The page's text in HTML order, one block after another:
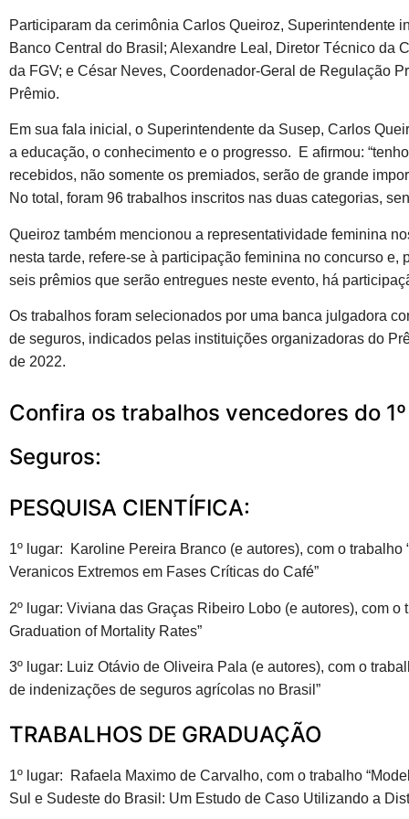
Participaram da cerimônia Carlos Queiroz, Superintendente
Banco Central do Brasil; Alexandre Leal, Diretor Técnico da
da FGV; e César Neves, Coordenador-Geral de Regulação
Prêmio.
Em sua fala inicial, o Superintendente da Susep, Carlos
a educação, o conhecimento e o progresso. E afirmou:
recebidos, não somente os premiados, serão de grande
No total, foram 96 trabalhos inscritos nas duas categorias,
Queiroz também mencionou a representatividade feminina
nesta tarde, refere-se à participação feminina no concurso
seis prêmios que serão entregues neste evento, há
Os trabalhos foram selecionados por uma banca julgadora
de seguros, indicados pelas instituições organizadoras do
de 2022.
Confira os trabalhos vencedores do
Seguros:
PESQUISA CIENTÍFICA:
1º lugar: Karoline Pereira Branco (e autores), com o
Veranicos Extremos em Fases Críticas do Café”
2º lugar: Viviana das Graças Ribeiro Lobo (e autores), com
Graduation of Mortality Rates”
3º lugar: Luiz Otávio de Oliveira Pala (e autores), com o
de indenizações de seguros agrícolas no Brasil”
TRABALHOS DE GRADUAÇÃO
1º lugar: Rafaela Maximo de Carvalho, com o trabalho
Sul e Sudeste do Brasil: Um Estudo de Caso Utilizando a